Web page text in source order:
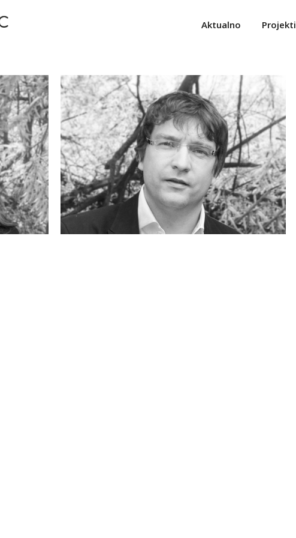
Aktualno Projekti
prof. mag. Tomaž Krušec, u.d.i.a.